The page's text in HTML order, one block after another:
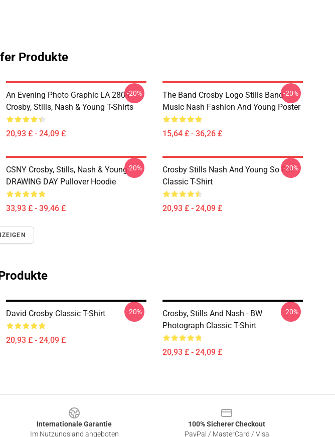
Produkte
An Evening Photo Graphic LA 2804
Crosby, Stills, Nash & Young T-Shirts
20,93 £ - 24,09 £
-20%
The Band Crosby Logo Stills Band
Music Nash Fashion And Young Poster
15,64 £ - 36,26 £
-20%
CSNY Crosby, Stills, Nash & Young
DRAWING DAY Pullover Hoodie
33,93 £ - 39,46 £
-20%
Crosby Stills Nash And Young So Far
Classic T-Shirt
20,93 £ - 24,09 £
-20%
David Crosby Classic T-Shirt
20,93 £ - 24,09 £
-20%
Crosby, Stills And Nash - BW
Photograph Classic T-Shirt
20,93 £ - 24,09 £
-20%
Internationale Garantie
Im Nutzungsland angeboten
100% Sicherer Checkout
PayPal / MasterCard / Visa